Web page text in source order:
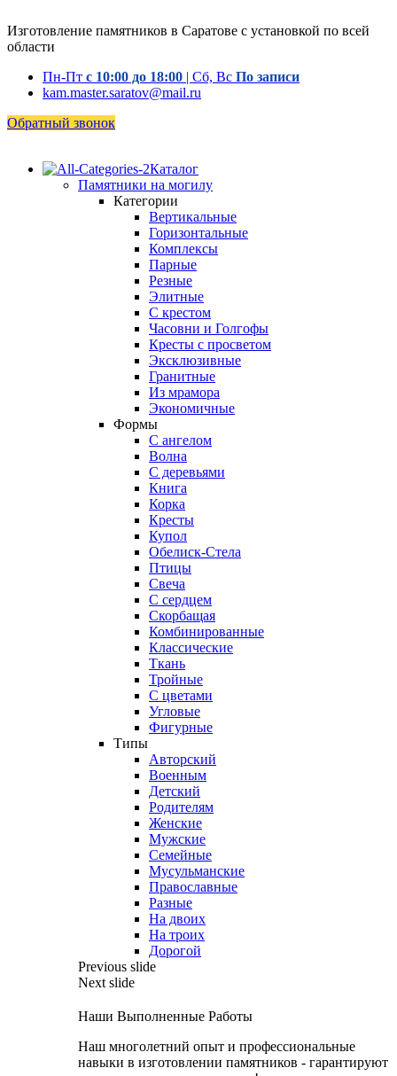
Изготовление памятников в Саратове с установкой по всей
области
Пн-Пт с 10:00 до 18:00 | Сб, Вс По записи
kam.master.saratov@mail.ru
Обратный звонок
Каталог
Памятники на могилу
Категории
Вертикальные
Горизонтальные
Комплексы
Парные
Резные
Элитные
С крестом
Часовни и Голгофы
Кресты с просветом
Эксклюзивные
Гранитные
Из мрамора
Экономичные
Формы
С ангелом
Волна
С деревьями
Книга
Корка
Кресты
Купол
Обелиск-Стела
Птицы
Свеча
С сердцем
Скорбащая
Комбинированные
Классические
Ткань
Тройные
С цветами
Угловые
Фигурные
Типы
Авторский
Военным
Детский
Родителям
Женские
Мужские
Семейные
Мусульманские
Православные
Разные
На двоих
На троих
Дорогой
Previous slide
Next slide
Наши Выполненные Работы
Наш многолетний опыт и профессиональные
навыки в изготовлении памятников - гарантируют